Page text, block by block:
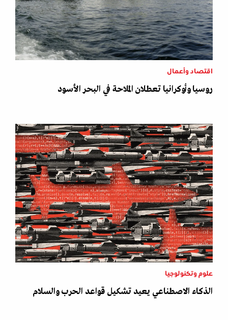
اقتصاد وأعمال
روسيا وأوكرانيا تعطلان الملاحة في البحر الأسود
علوم وتكنولوجيا
الذكاء الاصطناعي يعيد تشكيل قواعد الحرب والسلام